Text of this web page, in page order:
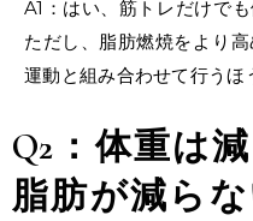
A1：はい、 筋トレだけでも
ただし、 脂肪燃焼をより
運動と組み合わせて行うほ
Q2：体重は
脂肪が減ら